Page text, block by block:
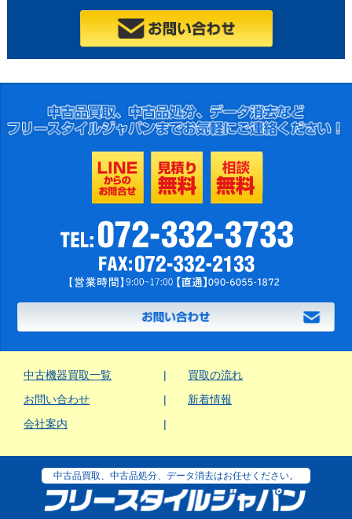
中古機器買取一覧
買取の流れ
お問い合わせ
新着情報
会社案内
中古品買取、中古品処分、データ消去はお任せください。